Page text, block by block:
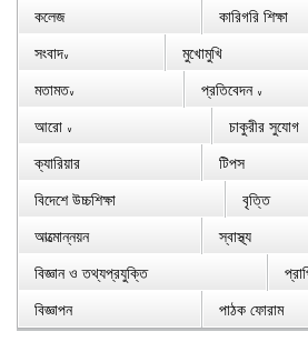
কলেজ
কারিগরি শিক্ষা
সংবাদ∨
মুখোমুখি
মতামত∨ প্রতিবেদন ∨
আরো ∨
চাকুরীর সুযোগ
ক্যারিয়ার
টিপস
বিদেশে উচ্চশিক্ষা
বৃত্তি
আত্মোন্নয়ন
স্বাস্থ্য
বিজ্ঞান ও তথ্যপ্রযুক্তি
বিজ্ঞাপন
পাঠক ফোরাম